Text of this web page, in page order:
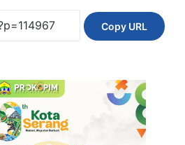
Copy URL